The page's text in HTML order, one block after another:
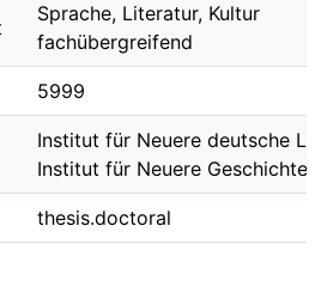
Sprache, Literatur, Kultur
fachübergreifend
5999
Institut für Neuere deutsche
Institut für Neuere Geschichte
thesis.doctoral